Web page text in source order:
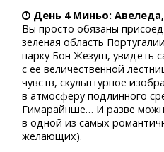
День 4 Миньо:
Вы просто обязаны
зеленая область
парку Бон Жезуш, увидеть
с ее величественной
чувств, скульптурное
в атмосферу подлинного
Гимарайнше… И разве
в одной из самых
желающих).